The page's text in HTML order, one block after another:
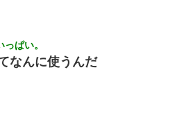
ぱい。
なんに使うんだ